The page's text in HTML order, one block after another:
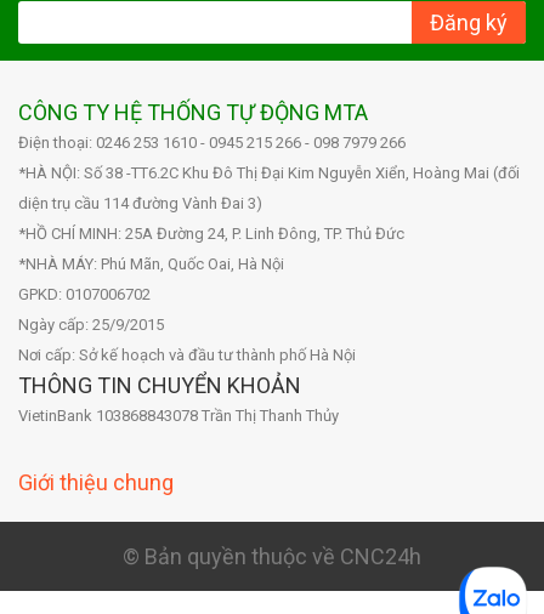
Đăng ký
CÔNG TY HỆ THỐNG TỰ ĐỘNG MTA
Điện thoại: 0246 253 1610 - 0945 215 266 - 098 7979 266
*HÀ NỘI: Số 38 -TT6.2C Khu Đô Thị Đại Kim Nguyễn Xiển, Hoàng Mai (đối
diện trụ cầu 114 đường Vành Đai 3)
*HỒ CHÍ MINH: 25A Đường 24, P. Linh Đông, TP. Thủ Đức
*NHÀ MÁY: Phú Mãn, Quốc Oai, Hà Nội
GPKD: 0107006702
Ngày cấp: 25/9/2015
Nơi cấp: Sở kế hoạch và đầu tư thành phố Hà Nội
THÔNG TIN CHUYỂN KHOẢN
VietinBank 103868843078 Trần Thị Thanh Thủy
Giới thiệu chung
© Bản quyền thuộc về CNC24h